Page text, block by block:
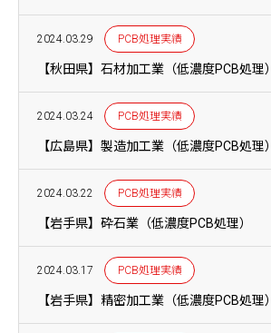
2024.03.29 PCB処理実績
【秋田県】石材加工業（低濃度PCB処理）
2024.03.24 PCB処理実績
【広島県】製造加工業（低濃度PCB処理）
2024.03.22 PCB処理実績
【岩手県】砕石業（低濃度PCB処理）
2024.03.17 PCB処理実績
【岩手県】精密加工業（低濃度PCB処理）